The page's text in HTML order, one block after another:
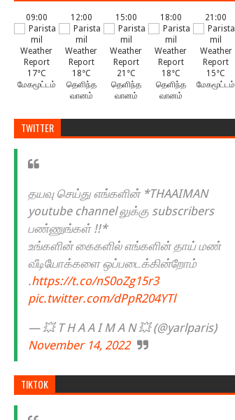
09:00
17°C
மேகமூட்டம்
12:00
18°C
தெளிந்த
வானம்
15:00
21°C
தெளிந்த
வானம்
18:00
18°C
தெளிந்த
வானம்
21:00
15°C
மேகமூட்டம்
TWITTER
தயவு செய்து எங்களின் *THAAIMAN
youtube channel லுக்கு subscribers
பண்ணுங்கள் !!*
உங்களின் கைகளில் எங்களின் தாய் மண்
வீடியோக்களை ஒப்படைக்கின்றோம்
.https://t.co/nS0oZg15r3
pic.twitter.com/dPpR204YTl
— 💥 T H A A I M A N 💥 (@yarlparis)
November 14, 2022
TIKTOK